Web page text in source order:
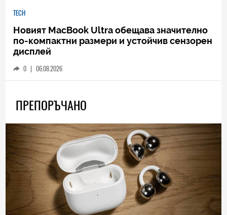
TECH
Новият MacBook Ultra обещава значително
по-компактни размери и устойчив сензорен
дисплей
0 | 06.08.2026
ПРЕПОРЪЧАНО